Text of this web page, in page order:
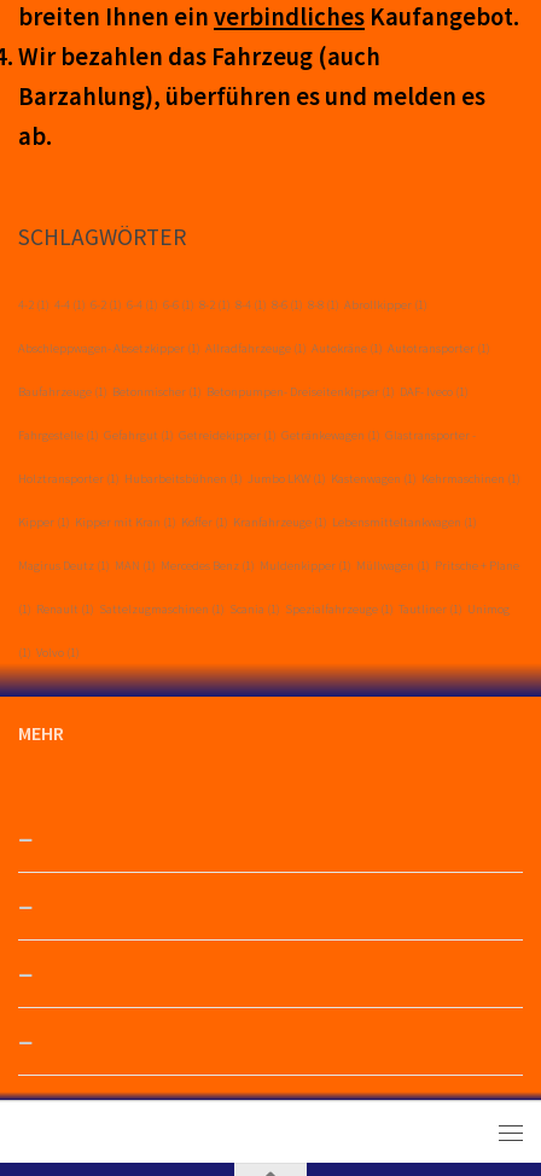
breit­en Ihnen einver­bind­liches Kauf­an­ge­bot.
Wir be­zahl­en das Fahr­zeug (auch
Barzahlung), über­führ­en es und mel­den es
ab.
SCHLAGWÖRTER
4-2 (1) 4-4 (1) 6-2 (1) 6-4 (1) 6-6 (1) 8-2 (1) 8-4 (1) 8-6 (1) 8-8 (1) Abrollkipper (1)
Abschleppwagen- Absetzkipper (1) Allradfahrzeuge (1) Autokräne (1) Autotransporter (1)
Baufahrzeuge (1) Betonmischer (1) Betonpumpen- Dreiseitenkipper (1) DAF- Iveco (1)
Fahrgestelle (1) Gefahrgut (1) Getreidekipper (1) Getränkewagen (1) Glastransporter -
Holztransporter (1) Hubarbeitsbühnen (1) Jumbo LKW (1) Kastenwagen (1) Kehrmaschinen (1)
Kipper (1) Kipper mit Kran (1) Koffer (1) Kranfahrzeuge (1) Lebensmitteltankwagen (1)
Magirus Deutz (1) MAN (1) Mercedes Benz (1) Muldenkipper (1) Müllwagen (1) Pritsche + Plane
(1) Renault (1) Sattelzugmaschinen (1) Scania (1) Spezialfahrzeuge (1) Tautliner (1) Unimog
(1) Volvo (1)
MEHR